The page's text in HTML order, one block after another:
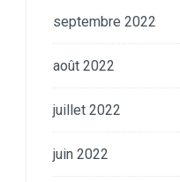
septembre 2022
août 2022
juillet 2022
juin 2022